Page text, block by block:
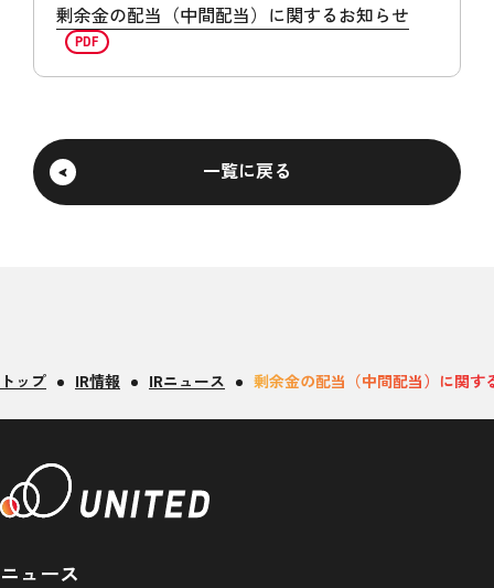
剰余金の配当（中間配当）に関するお知らせ
一覧に戻る
トップ IR情報 IRニュース 剰余金の配当（中間配当）に関す
ニュース